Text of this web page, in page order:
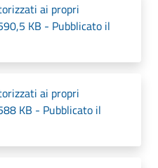
ai propri
KB - Pubblicato il
ai propri
KB - Pubblicato il